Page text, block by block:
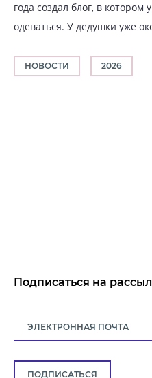
года создал блог, в
одеваться. У дедушки уже
НОВОСТИ 2026
Подписаться на
ПОДПИСАТЬСЯ